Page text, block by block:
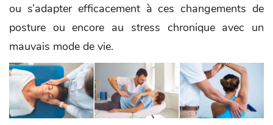
ou s’adapter efficacement à ces changements de
posture ou encore au stress chronique avec un
mauvais mode de vie.